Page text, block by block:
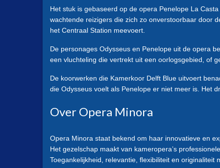
Het stuk is gebaseerd op de opera Penelope La
wachtende reizigers die zich zo onverstoorbaar door
het Centraal Station meevoert.
De personages Odysseus en Penelope uit de opera
een vluchteling die vertrekt uit een oorlogsgebied, of
De koorwerken die Kamerkoor Delft Blue uitvoert
die Odysseus voelt als Penelope er niet meer is. Het
Over Opera Minora
Opera Minora staat bekend om haar innovatieve en
Het gezelschap maakt van kameropera’s
Toegankelijkheid, relevantie, ﬂexibiliteit en